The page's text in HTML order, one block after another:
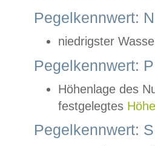
Pegelkennwert:
niedrigster
Pegelkennwert:
Höhenlage des
festgelegtes
Pegelkennwert: